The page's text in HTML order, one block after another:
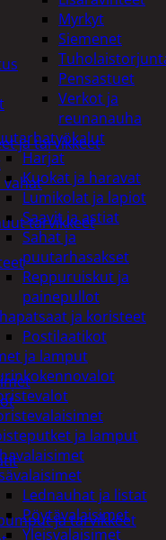
Myrkyt
Siemenet
Pensastuet
Verkot ja
reunanauha
Harjat
Kuokat ja haravat
Lumikolat ja lapiot
Saavit ja astiat
Sahat ja
puutarhasakset
Reppuruiskut ja
painepullot
ja koristeet
Postilaatikot
ja lamput
ja lamput
Lednauhat ja listat
Pöytävalaisimet
Yleisvalaisimet
ja tarvikkeet
vahat
tarvikkeet
ja tarvikkeet